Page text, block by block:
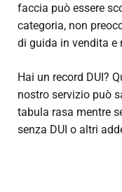
faccia può essere
categoria, non
di guida in vendita e
Hai un record DUI?
nostro servizio può
tabula rasa mentre
senza DUI o altri